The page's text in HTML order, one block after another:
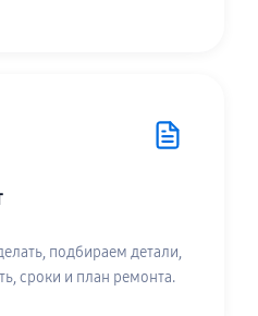
подбираем детали,
сроки и план ремонта.